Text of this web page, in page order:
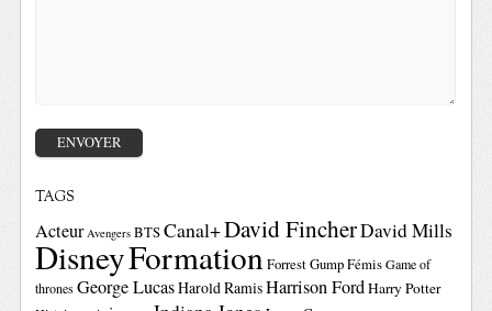
TAGS
Acteur Avengers BTSCanal+David FincherDavid Mills
DisneyFormationForrest GumpFémis Game of
thrones George LucasHarold RamisHarrison FordHarry Potter